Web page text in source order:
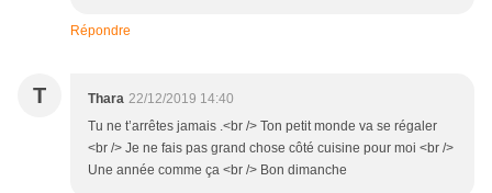
Répondre
T Thara 22/12/2019 14:40
Tu ne t’arrêtes jamais .<br /> Ton petit monde va se régaler
<br /> Je ne fais pas grand chose côté cuisine pour moi <br />
Une année comme ça <br /> Bon dimanche